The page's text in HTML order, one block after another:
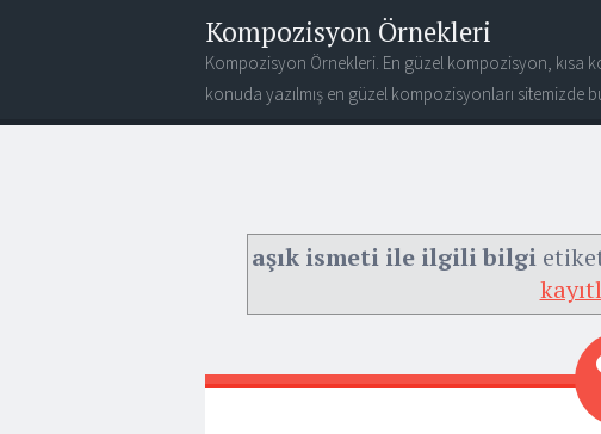
Kompozisyon Örnekleri
Kompozisyon Örnekleri. En güzel kompozisyon,
konuda yazılmış en güzel kompozisyonları sitemizde
aşık ismeti ile ilgili bilgi